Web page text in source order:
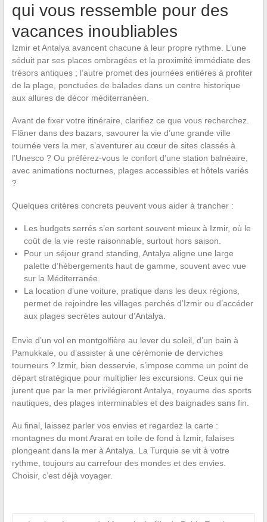
qui vous ressemble pour des
vacances inoubliables
Izmir et Antalya avancent chacune à leur propre rythme. L’une
séduit par ses places ombragées et la proximité immédiate des
trésors antiques ; l’autre promet des journées entières à profiter
de la plage, ponctuées de balades dans un centre historique
aux allures de décor méditerranéen.
Avant de fixer votre itinéraire, clarifiez ce que vous recherchez.
Flâner dans des bazars, savourer la vie d’une grande ville
tournée vers la mer, s’aventurer au cœur de sites classés à
l’Unesco ? Ou préférez-vous le confort d’une station balnéaire,
avec animations nocturnes, plages accessibles et hôtels variés
?
Quelques critères concrets peuvent vous aider à trancher :
Les budgets serrés s’en sortent souvent mieux à Izmir, où le
coût de la vie reste raisonnable, surtout hors saison.
Pour un séjour grand standing, Antalya aligne une large
palette d’hébergements haut de gamme, souvent avec vue
sur la Méditerranée.
La location d’une voiture, pratique dans les deux régions,
permet de rejoindre les villages perchés d’Izmir ou d’accéder
aux plages secrètes autour d’Antalya.
Envie d’un vol en montgolfière au lever du soleil, d’un bain à
Pamukkale, ou d’assister à une cérémonie de derviches
tourneurs ? Izmir, bien desservie, s’impose comme un point de
départ stratégique pour multiplier les excursions. Ceux qui ne
jurent que par la mer privilégieront Antalya, royaume des sports
nautiques, des plages interminables et des baignades sans fin.
Au final, laissez parler vos envies et regardez la carte :
montagnes du mont Ararat en toile de fond à Izmir, falaises
plongeant dans la mer à Antalya. La Turquie se vit à votre
rythme, toujours au carrefour des mondes et des envies.
Choisir, c’est déjà voyager.